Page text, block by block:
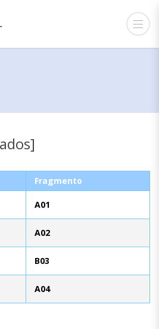
Fragmento
A01
A02
B03
A04